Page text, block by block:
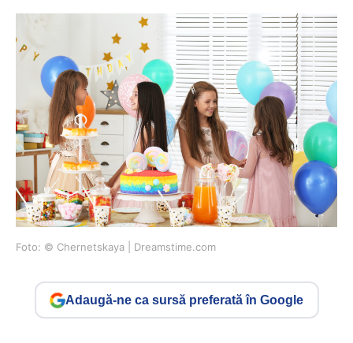
Foto: © Chernetskaya | Dreamstime.com
Adaugă-ne ca sursă preferată în Google